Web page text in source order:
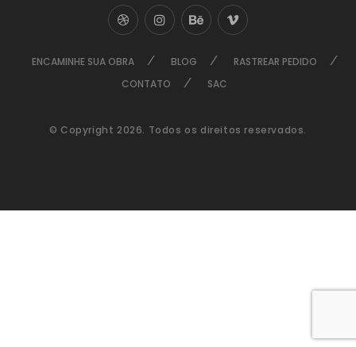
ENCAMINHE SUA OBRA BLOG
RASTREAR PEDIDO
CONTATO
SAC
© Copyright 2026. Todos os direitos reservados.